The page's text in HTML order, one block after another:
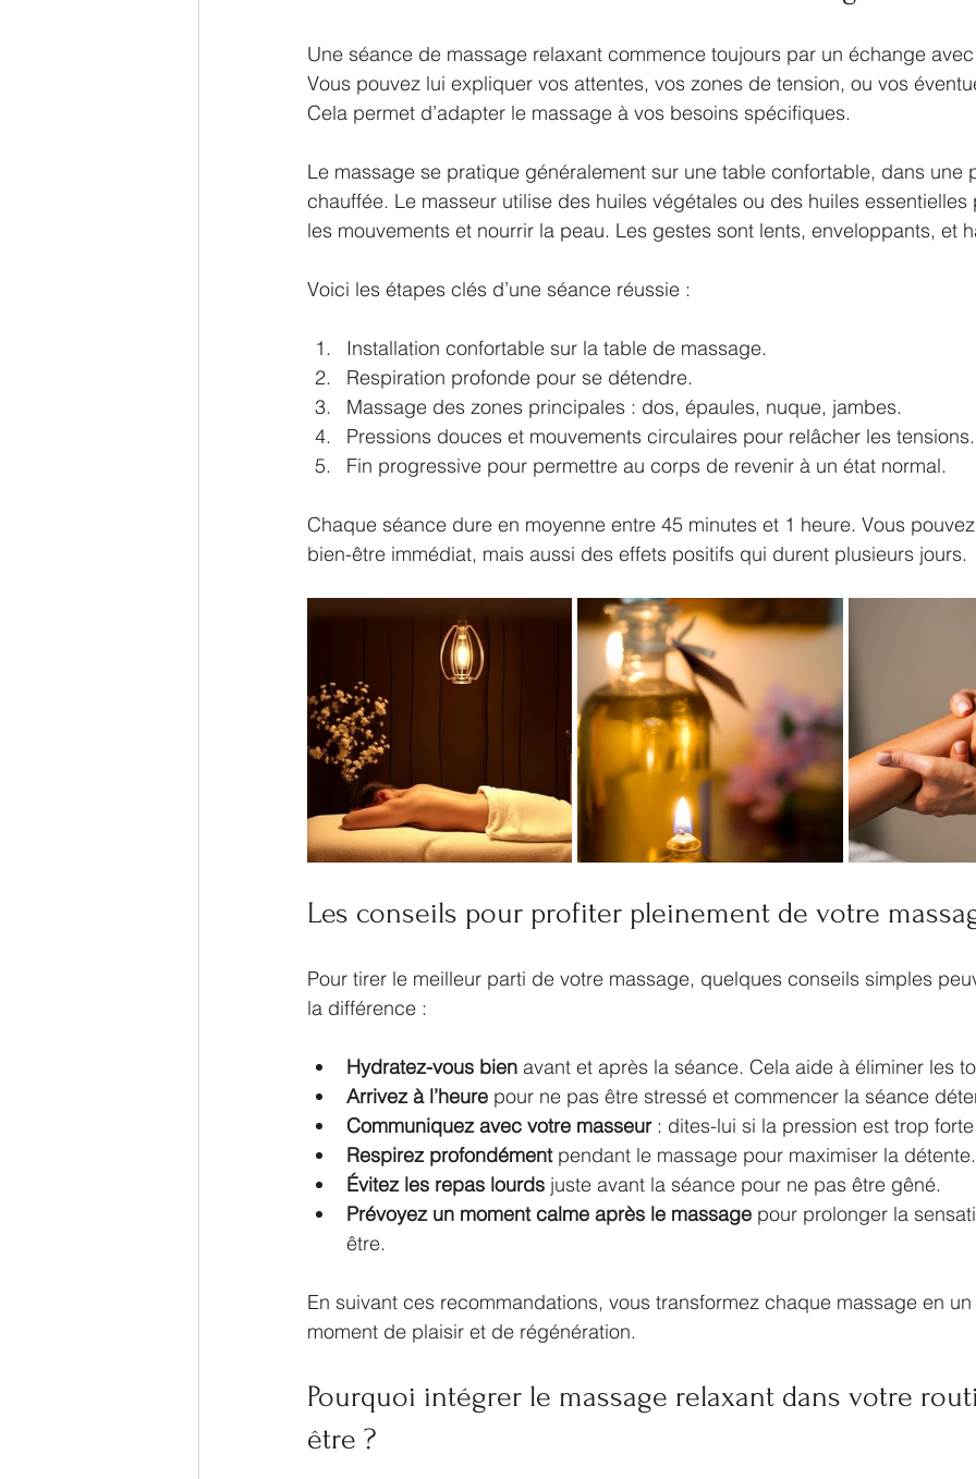
Une séance de massage relaxant commence toujours par un échange
Vous pouvez lui expliquer vos attentes, vos zones de tension, ou vos
Cela permet d’adapter le massage à vos besoins spécifiques.
Le massage se pratique généralement sur une table confortable, dans
chauffée. Le masseur utilise des huiles végétales ou des huiles
les mouvements et nourrir la peau. Les gestes sont lents, enveloppants, et
Voici les étapes clés d’une séance réussie :
Installation confortable sur la table de massage.
Respiration profonde pour se détendre.
Massage des zones principales : dos, épaules, nuque, jambes.
Pressions douces et mouvements circulaires pour relâcher les tensions.
Fin progressive pour permettre au corps de revenir à un état normal.
Chaque séance dure en moyenne entre 45 minutes et 1 heure. Vous
bien-être immédiat, mais aussi des effets positifs qui durent plusieurs jours.
Les conseils pour profiter pleinement de votre
Pour tirer le meilleur parti de votre massage, quelques conseils simples
la différence :
Hydratez-vous bien avant et après la séance. Cela aide à éliminer les
Arrivez à l’heure pour ne pas être stressé et commencer la séance
Communiquez avec votre masseur : dites-lui si la pression est trop
Respirez profondément pendant le massage pour maximiser la détente.
Évitez les repas lourds juste avant la séance pour ne pas être gêné.
Prévoyez un moment calme après le massage pour prolonger la
être.
En suivant ces recommandations, vous transformez chaque massage en
moment de plaisir et de régénération.
Pourquoi intégrer le massage relaxant dans votre
être ?